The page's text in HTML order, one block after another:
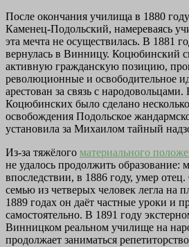
После окончания училища в 1880
Каменец-Подольский, намереваясь
эта мечта не осуществилась. В 1881
вернулась в Винницу. Коцюбинский
активную гражданскую позицию,
революционные и освободительное
арестован за связь с
Коцюбинских было сделано
освобождения Подольское
установила за Михаилом тайный
Из-за тяжёлого материального
не удалось продолжить образование:
впоследствии, в 1886 году, умер отец.
семью из четверых человек легла на
1889 годах он даёт частные уроки и
самостоятельно. В 1891 году
Винницком реальном училище на
продолжает заниматься